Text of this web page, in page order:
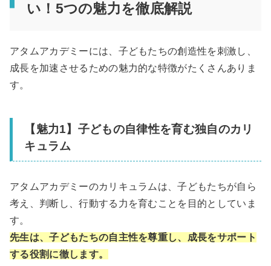
い！5つの魅力を徹底解説
アタムアカデミーには、子どもたちの創造性を刺激し、
成長を加速させるための魅力的な特徴がたくさんありま
す。
【魅力1】子どもの自律性を育む独自のカリ
キュラム
アタムアカデミーのカリキュラムは、子どもたちが自ら
考え、判断し、行動する力を育むことを目的としていま
す。
先生は、子どもたちの自主性を尊重し、成長をサポート
する役割に徹します。